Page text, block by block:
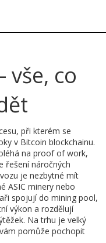
vše, co
při kterém se
v Bitcoin blockchainu.
na proof of work,
řešení náročných
je nezbytné mít
ASIC minery nebo
spojují do mining pool,
výkon a rozdělují
Na trhu je velký
pomůže pochopit